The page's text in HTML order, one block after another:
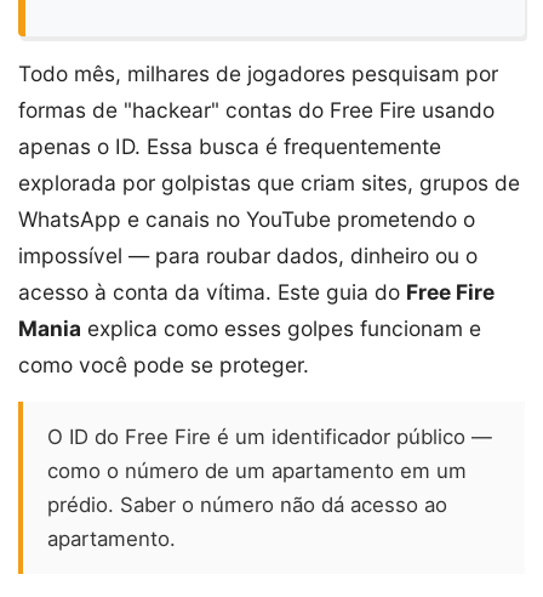
Todo mês, milhares de jogadores pesquisam por
formas de "hackear" contas do Free Fire usando
apenas o ID. Essa busca é frequentemente
explorada por golpistas que criam sites, grupos de
WhatsApp e canais no YouTube prometendo o
impossível — para roubar dados, dinheiro ou o
acesso à conta da vítima. Este guia do Free Fire
Mania explica como esses golpes funcionam e
como você pode se proteger.
O ID do Free Fire é um identificador público —
como o número de um apartamento em um
prédio. Saber o número não dá acesso ao
apartamento.